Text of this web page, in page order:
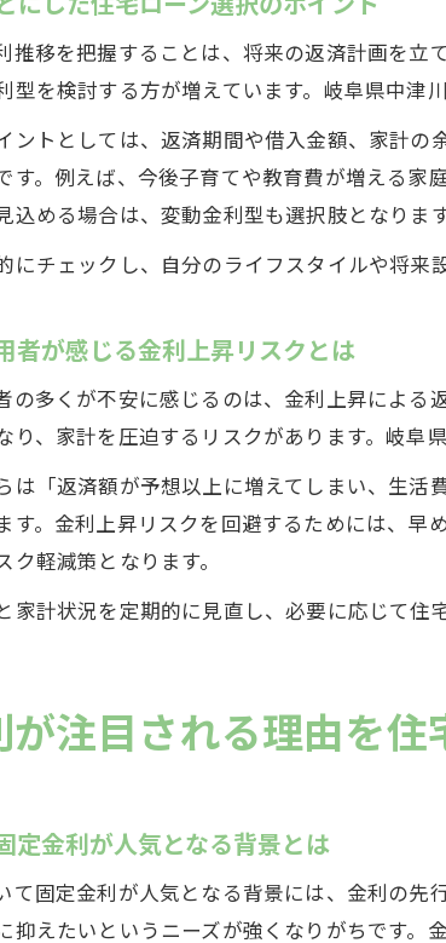
推移を把握することは、将来の返済計画を
型を検討する方が増えています。岐阜県中津
ントとしては、返済期間や借入金額、家計
す。例えば、今後子育てや教育費が増える
込める場合は、変動金利型も選択肢となります
にチェックし、自分のライフスタイルや将来
者が感じる金利上昇リスクとは
の多くが不安に感じるのは、金利上昇によ
り、家計を圧迫するリスクがあります。岐阜
は「返済額が予想以上に増えてしまい、生
す。金利上昇リスクを回避するためには、
ク軽減策となります。
家計状況を定期的に見直し、必要に応じて住
が注目される理由を
定金利が人気となる背景とは
て固定金利が人気となる背景には、金利の
抑えたいというニーズが強くなりがちです